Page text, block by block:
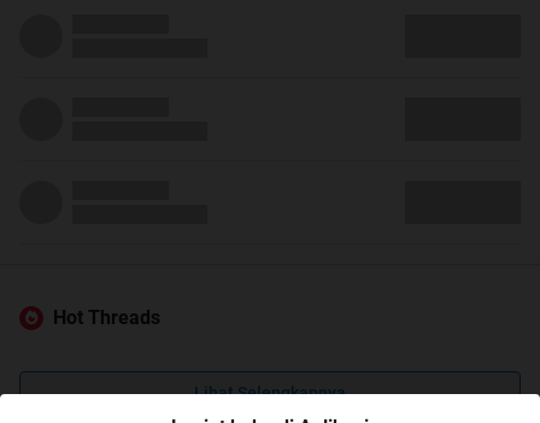
Hot Threads
Lihat Selengkapnya